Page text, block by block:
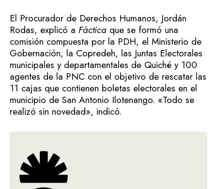
El Procurador de Derechos Humanos, Jordán
Rodas, explicó a Fáctica que se formó una
comisión compuesta por la PDH, el Ministerio de
Gobernación, la Copredeh, las Juntas Electorales
municipales y departamentales de Quiché y 100
agentes de la PNC con el objetivo de rescatar las
11 cajas que contienen boletas electorales en el
municipio de San Antonio Ilotenango. «Todo se
realizó sin novedad», indicó.